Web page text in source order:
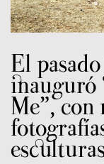
El
inauguró
Me”, con